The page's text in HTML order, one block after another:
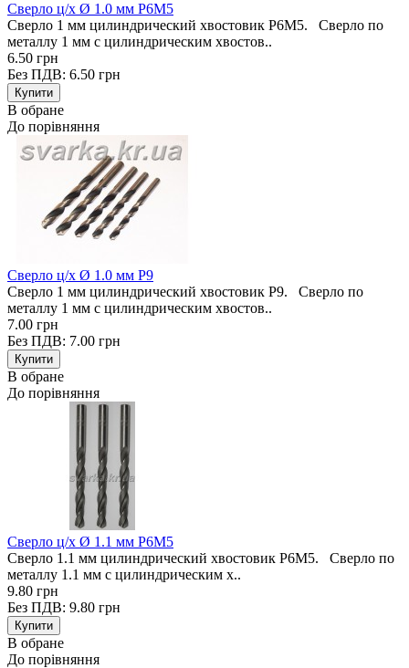
Сверло ц/х Ø 1.0 мм Р6М5
Сверло 1 мм цилиндрический хвостовик Р6М5. Сверло по
металлу 1 мм с цилиндрическим хвостов..
6.50 грн
Без ПДВ: 6.50 грн
В обране
До порівняння
Сверло ц/х Ø 1.0 мм Р9
Сверло 1 мм цилиндрический хвостовик Р9. Сверло по
металлу 1 мм с цилиндрическим хвостов..
7.00 грн
Без ПДВ: 7.00 грн
В обране
До порівняння
Сверло ц/х Ø 1.1 мм Р6М5
Сверло 1.1 мм цилиндрический хвостовик Р6М5. Сверло по
металлу 1.1 мм с цилиндрическим х..
9.80 грн
Без ПДВ: 9.80 грн
В обране
До порівняння